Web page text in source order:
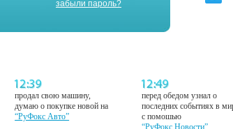
забыли пароль?
продал свою машину,
думаю о покупке новой на
“РуФокс Авто”
перед обедом узнал о
последних событиях в
с помошью
“РуФокс Новости”